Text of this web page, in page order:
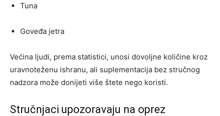
Tuna
Goveđa jetra
Većina ljudi, prema statistici, unosi dovoljne količine kroz
uravnoteženu ishranu, ali suplementacija bez stručnog
nadzora može donijeti više štete nego koristi.
Stručnjaci upozoravaju na oprez